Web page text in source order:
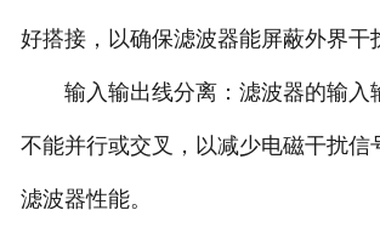
好搭接，以确保滤波器能屏蔽外界干
输入输出线分离：滤波器的输入
不能并行或交叉，以减少电磁干扰信
滤波器性能。